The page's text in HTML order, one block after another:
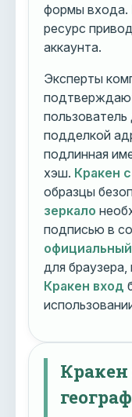
формы входа.
ресурс
аккаунта.
Эксперты
пользователь
подделкой
подлинная
хэш. Кракен
образцы
зеркало
подписью в
для
Кракен вход
Кракен